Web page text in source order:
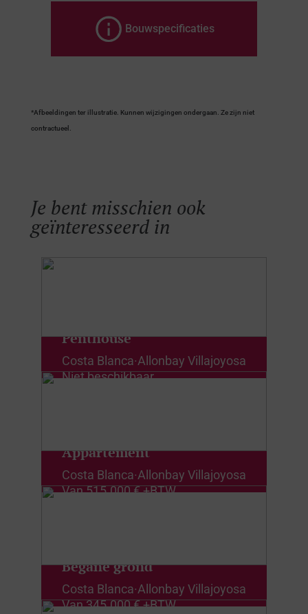
Bouwspecificaties
*Afbeeldingen ter illustratie. Kunnen wijzigingen ondergaan. Ze zijn niet
contractueel.
Je bent misschien ook
geïnteresseerd in
Penthouse
Costa Blanca·Allonbay Villajoyosa
Niet beschikbaar
Appartement
Costa Blanca·Allonbay Villajoyosa
Van515.000 € +BTW
Begane grond
Costa Blanca·Allonbay Villajoyosa
Van345.000 € +BTW